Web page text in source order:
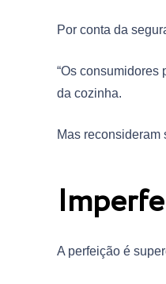
Por conta da
“Os consumidores
da cozinha.
Mas
A perfeição é